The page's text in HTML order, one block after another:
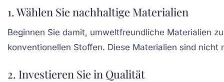
1. Wählen Sie nachhaltige Materialien
Beginnen Sie damit, umweltfreundliche Materialien
konventionellen Stoffen. Diese Materialien sind
2. Investieren Sie in Qualität